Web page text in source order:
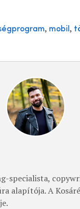
, mobil ,
specialista,
alapítója. A